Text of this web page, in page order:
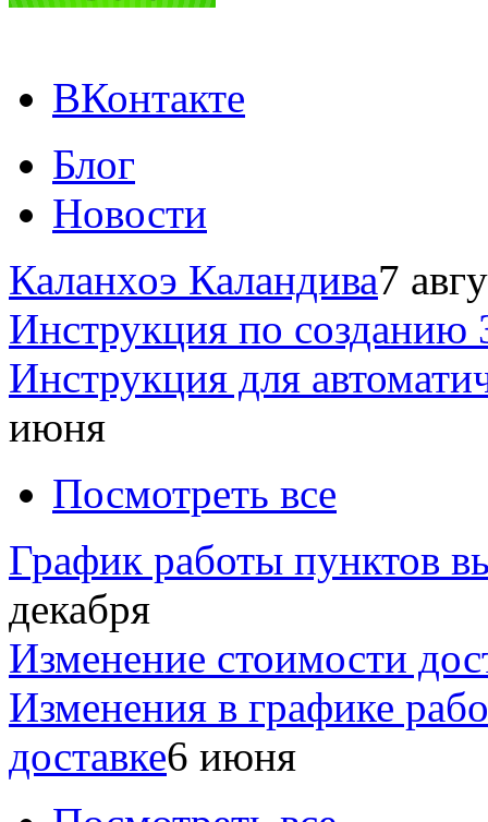
ВКонтакте
Блог
Новости
Каланхоэ Каландива7
Инструкция по созданию
Инструкция для
июня
Посмотреть все
График работы пунктов
декабря
Изменение стоимости
Изменения в графике
доставке6 июня